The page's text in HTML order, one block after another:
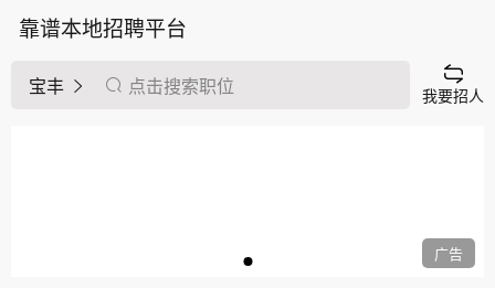
靠谱本地招聘平台
宝丰 点击搜索职位 我要招人
广告